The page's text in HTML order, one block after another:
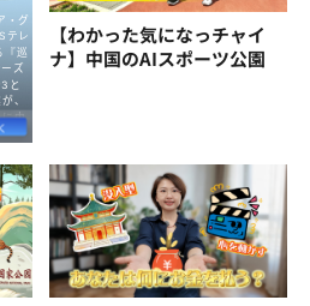
【わかった気になっチャイ
ナ】中国のAIスポーツ公園